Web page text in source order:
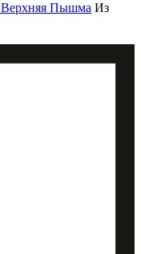
Верхняя Пышма Из